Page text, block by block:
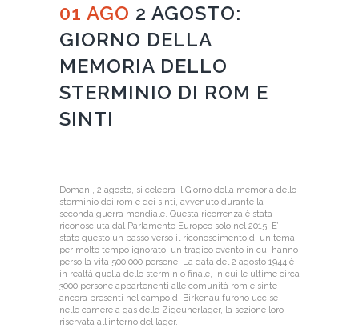
01 AGO 2 AGOSTO:
GIORNO DELLA
MEMORIA DELLO
STERMINIO DI ROM E
SINTI
Domani, 2 agosto, si celebra il Giorno della memoria dello
sterminio dei rom e dei sinti, avvenuto durante la
seconda guerra mondiale. Questa ricorrenza è stata
riconosciuta dal Parlamento Europeo solo nel 2015. E’
stato questo un passo verso il riconoscimento di un tema
per molto tempo ignorato, un tragico evento in cui hanno
perso la vita 500.000 persone. La data del 2 agosto 1944 è
in realtà quella dello sterminio finale, in cui le ultime circa
3000 persone appartenenti alle comunità rom e sinte
ancora presenti nel campo di Birkenau furono uccise
nelle camere a gas dello Zigeunerlager, la sezione loro
riservata all’interno del lager.